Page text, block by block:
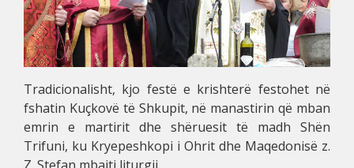
Tradicionalisht, kjo festë e krishterë festohet në
fshatin Kuçkovë të Shkupit, në manastirin që mban
emrin e martirit dhe shëruesit të madh Shën
Trifuni, ku Kryepeshkopi i Ohrit dhe Maqedonisë z.